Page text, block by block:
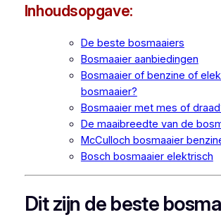
Inhoudsopgave:
De beste bosmaaiers
Bosmaaier aanbiedingen
Bosmaaier of benzine of
bosmaaier?
Bosmaaier met mes of
De maaibreedte van de
McCulloch bosmaaier
Bosch bosmaaier elektrisch
Dit zijn de beste